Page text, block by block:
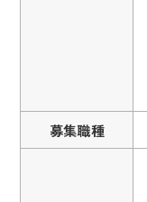
募集職種